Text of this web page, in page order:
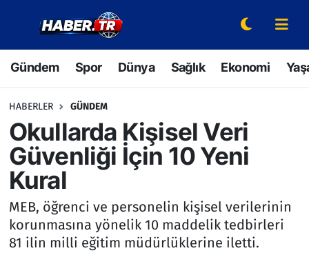
Gündem Spor Dünya Sağlık Ekonomi
HABERLER GÜNDEM
Okullarda Kişisel Veri
Güvenliği İçin 10 Yeni
Kural
MEB, öğrenci ve personelin kişisel verilerinin
korunmasına yönelik 10 maddelik tedbirleri
81 ilin milli eğitim müdürlüklerine iletti.
Gündem
Spor
Dünya
Sağlık
Ekonomi
Yaşam
Hava Durumu
Trafik Durumu
Süper Lig Puan Durumu ve Fikstür
Tüm Manşetler
Son Dakika Haberleri
Haber Arşivi